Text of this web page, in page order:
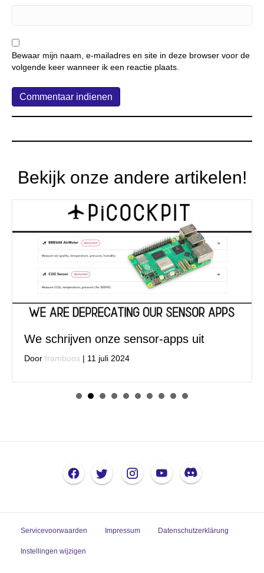
Bewaar mijn naam, e-mailadres en site in deze browser voor de
volgende keer wanneer ik een reactie plaats.
Bekijk onze andere artikelen!
We schrijven onze sensor-apps uit
Door framboos | 11 juli 2024
Servicevoorwaarden Impressum Datenschutzerklärung
Instellingen wijzigen